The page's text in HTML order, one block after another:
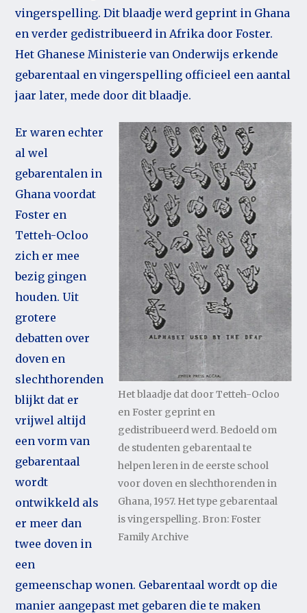
vingerspelling. Dit blaadje werd geprint in Ghana
en verder gedistribueerd in Afrika door Foster.
Het Ghanese Ministerie van Onderwijs erkende
gebarentaal en vingerspelling officieel een aantal
jaar later, mede door dit blaadje.
Het blaadje dat door Tetteh-Ocloo
en Foster geprint en
gedistribueerd werd. Bedoeld om
de studenten gebarentaal te
helpen leren in de eerste school
voor doven en slechthorenden in
Ghana, 1957. Het type gebarentaal
is vingerspelling. Bron: Foster
Family Archive
Er waren echter
al wel
gebarentalen in
Ghana voordat
Foster en
Tetteh-Ocloo
zich er mee
bezig gingen
houden. Uit
grotere
debatten over
doven en
slechthorenden
blijkt dat er
vrijwel altijd
een vorm van
gebarentaal
wordt
ontwikkeld als
er meer dan
twee doven in
een
gemeenschap wonen. Gebarentaal wordt op die
manier aangepast met gebaren die te maken